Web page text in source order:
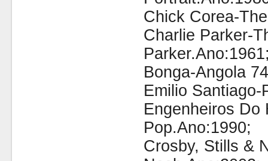
Chick Corea-
Charlie Parker-
Bonga-Angola
Emilio
Engenheiros Do
Pop.Ano:1990;
Crosby, Stills &